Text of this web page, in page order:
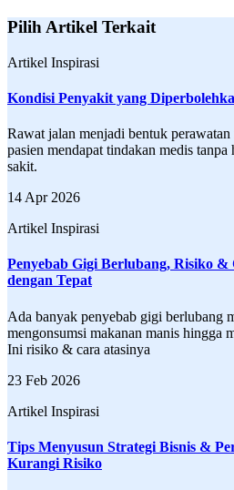
Pilih Artikel Terkait
Artikel Inspirasi
Kondisi Penyakit yang
Rawat jalan menjadi bentuk
pasien mendapat tindakan medis
sakit.
14 Apr 2026
Artikel Inspirasi
Penyebab Gigi Berlubang, Risiko &
dengan Tepat
Ada banyak penyebab gigi berlubang
mengonsumsi makanan manis hingga
Ini risiko & cara atasinya
23 Feb 2026
Artikel Inspirasi
Tips Menyusun Strategi Bisnis &
Kurangi Risiko